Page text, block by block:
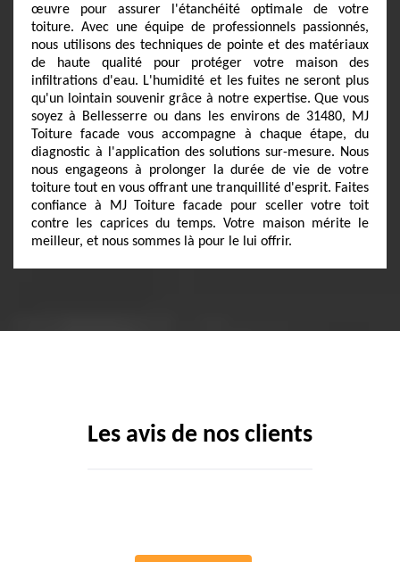
œuvre pour assurer l'étanchéité optimale de votre
toiture. Avec une équipe de professionnels passionnés,
nous utilisons des techniques de pointe et des matériaux
de haute qualité pour protéger votre maison des
infiltrations d'eau. L'humidité et les fuites ne seront plus
qu'un lointain souvenir grâce à notre expertise. Que vous
soyez à Bellesserre ou dans les environs de 31480, MJ
Toiture facade vous accompagne à chaque étape, du
diagnostic à l'application des solutions sur-mesure. Nous
nous engageons à prolonger la durée de vie de votre
toiture tout en vous offrant une tranquillité d'esprit. Faites
confiance à MJ Toiture facade pour sceller votre toit
contre les caprices du temps. Votre maison mérite le
meilleur, et nous sommes là pour le lui offrir.
Les avis de nos clients